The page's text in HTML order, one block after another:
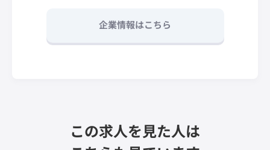
企業情報はこちら
この求人を見た人は